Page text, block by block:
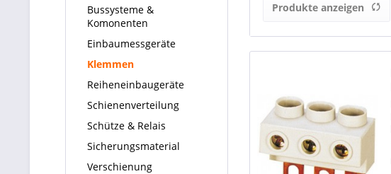
Bussysteme &
Komonenten
Einbaumessgeräte
Klemmen
Reiheneinbaugeräte
Schienenverteilung
Schütze & Relais
Sicherungsmaterial
Verschienung
Produkte anzeigen